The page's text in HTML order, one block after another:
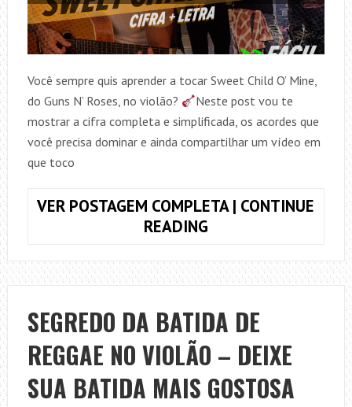
Você sempre quis aprender a tocar Sweet Child O’ Mine,
do Guns N’ Roses, no violão?
Neste post vou te
mostrar a cifra completa e simplificada, os acordes que
você precisa dominar e ainda compartilhar um vídeo em
que toco
VER POSTAGEM COMPLETA | CONTINUE
READINGCOMO
SWEET
CHILD
O’
MINE
NO
VIOLÃO
–
SEGREDO DA BATIDA DE
REGGAE NO VIOLÃO – DEIXE
SUA BATIDA MAIS GOSTOSA